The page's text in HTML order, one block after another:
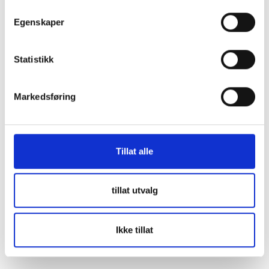
Egenskaper
Statistikk
Markedsføring
Tillat alle
tillat utvalg
Ikke tillat